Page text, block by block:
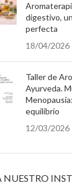
digestivo,
perfecta
18/04/2026
Taller de
Ayurveda.
equilibrio
12/03/2026
NUESTRO